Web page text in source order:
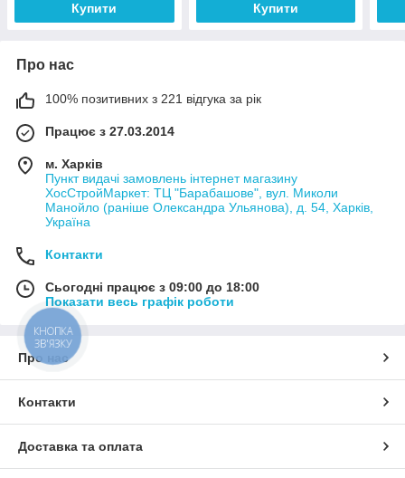
Купити Купити
Про нас
100% позитивних з 221 відгука за рік
Працює з 27.03.2014
м. Харків
Пункт видачі замовлень інтернет магазину
ХосСтройМаркет: ТЦ "Барабашове", вул. Миколи
Манойло (раніше Олександра Ульянова), д. 54, Харків,
Україна
Контакти
Сьогодні працює з 09:00 до 18:00
Показати весь графік роботи
Про нас
Контакти
Доставка та оплата
КНОПКА
ЗВ'ЯЗКУ